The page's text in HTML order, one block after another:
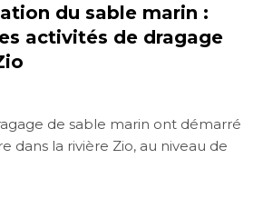
du sable marin :
activités de dragage
de sable marin ont démarré
dans la rivière Zio, au niveau de